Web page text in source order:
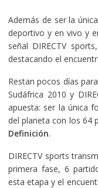
Además de ser la
deportivo y en vivo y
señal DIRECTV
destacando el
Restan pocos días
Sudáfrica 2010 y
apuesta: ser la única
del planeta con los 64
Definición.
DIRECTV sports
primera fase, 6
esta etapa y el